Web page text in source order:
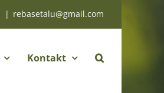
| rebasetalu@gmail.com
Kontakt